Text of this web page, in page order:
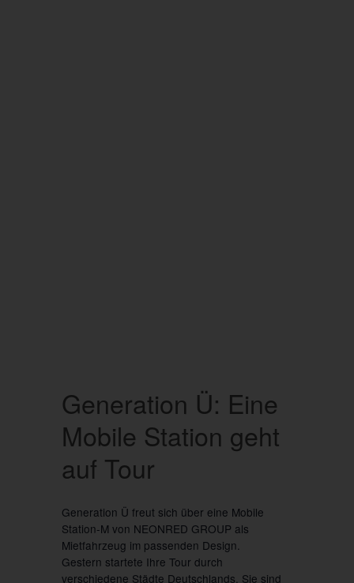
Generation Ü: Eine
Mobile Station geht
auf Tour
Generation Ü freut sich über eine Mobile
Station-M von NEONRED GROUP als
Mietfahrzeug im passenden Design.
Gestern startete Ihre Tour durch
verschiedene Städte Deutschlands. Sie sind